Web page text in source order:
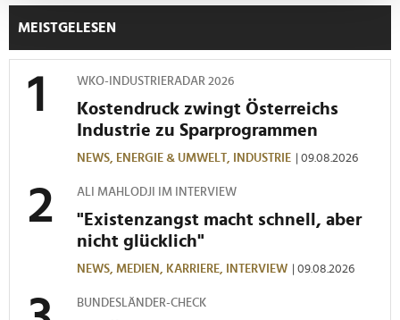
verarbeitet werden, und legen Sie Ihre Präferenzen im
Wir verwenden Cookies, um Inhalte und Anzeigen zu
personalisieren, Funktionen für soziale Medien anbieten
zu können und die Zugriffe auf unsere Website zu
Verwendung unserer Website an unsere Partner für
soziale Medien, Werbung und Analysen weiter. Unsere
Partner führen diese Informationen möglicherweise mit
weiteren Daten zusammen, die Sie ihnen bereitgestellt
haben oder die sie im Rahmen Ihrer Nutzung der Dienste
gesammelt haben.
MEISTGELESEN
WKO-INDUSTRIERADAR 2026
Kostendruck zwingt Österreichs
Industrie zu Sparprogrammen
NEWS, ENERGIE & UMWELT, INDUSTRIE | 09.08.2026
ALI MAHLODJI IM INTERVIEW
"Existenzangst macht schnell, aber
nicht glücklich"
NEWS, MEDIEN, KARRIERE, INTERVIEW | 09.08.2026
BUNDESLÄNDER-CHECK